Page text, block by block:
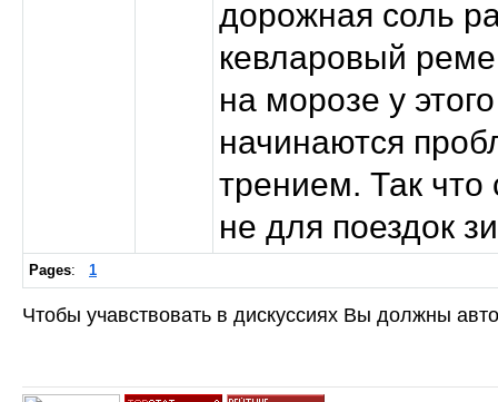
дорожная соль
кевларовый
на морозе у
начинаются
трением. Так что
не для поездок
Pages: 1
Чтобы учавствовать в дискуссиях Вы должны